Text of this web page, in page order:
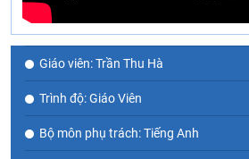
Giáo viên: Trần Thu Hà
Trình độ: Giáo Viên
Bộ môn phụ trách: Tiếng Anh